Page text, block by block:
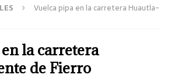
Vuelca pipa en la carretera Huautla-
la carretera
de Fierro